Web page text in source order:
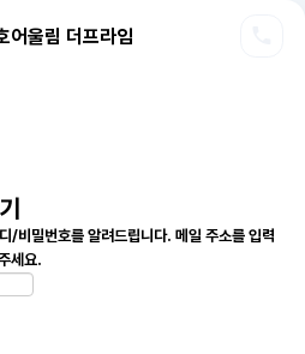
어울림 더프라임
/비밀번호를 알려드립니다. 메일 주소를 입력
세요.